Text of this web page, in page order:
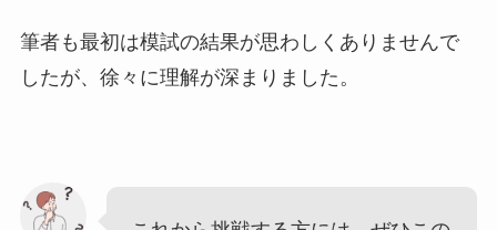
筆者も最初は模試の結果が思わしくありませんで
したが、徐々に理解が深まりました。